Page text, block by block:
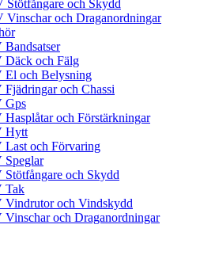
Stötfångare och Skydd
Vinschar och Draganordningar
Bandsatser
Däck och Fälg
El och Belysning
Fjädringar och Chassi
Gps
Hasplåtar och Förstärkningar
Hytt
Last och Förvaring
Speglar
Stötfångare och Skydd
Tak
Vindrutor och Vindskydd
Vinschar och Draganordningar